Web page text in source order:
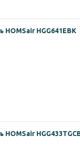
HOMSair HGG641EBK
HOMSair